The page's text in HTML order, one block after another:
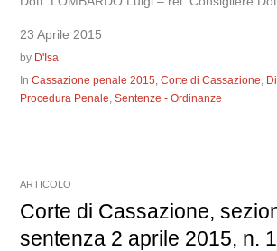
23 Aprile 2015
by D'Isa
InCassazione penale 2015,Corte di Cassazione,
Procedura Penale,Sentenze - Ordinanze
ARTICOLO
Corte di Cassazione,
sentenza 2 aprile 2015, n.